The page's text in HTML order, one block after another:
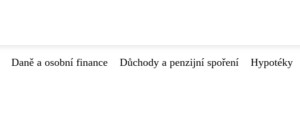
Daně a osobní finance Důchody a penzijní spoření Hypotéky